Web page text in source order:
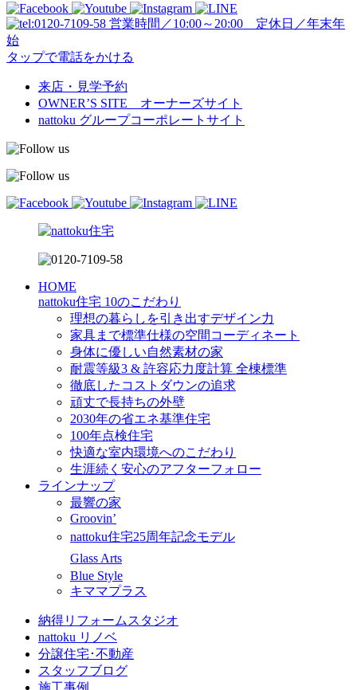
営業時間／10:00～20:00 定休日／年末年
始
タップで電話をかける
来店・見学予約
OWNER’S SITE オーナーズサイト
nattoku グループコーポレートサイト
HOME
nattoku住宅 10のこだわり
理想の暮らしを引き出すデザイン力
家具まで標準仕様の空間コーディネート
身体に優しい自然素材の家
耐震等級3 & 許容応力度計算 全棟標準
徹底したコストダウンの追求
頑丈で長持ちの外壁
2030年の省エネ基準住宅
100年点検住宅
快適な室内環境へのこだわり
生涯続く安心のアフターフォロー
ラインナップ
最響の家
Groovin’
nattoku住宅25周年記念モデル
Glass Arts
Blue Style
キママプラス
納得リフォームスタジオ
nattoku リノベ
分譲住宅･不動産
スタッフブログ
施工事例